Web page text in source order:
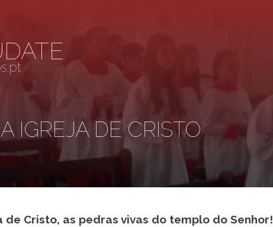
IGREJA DE CRISTO
de Cristo, as pedras vivas do templo do Senhor!